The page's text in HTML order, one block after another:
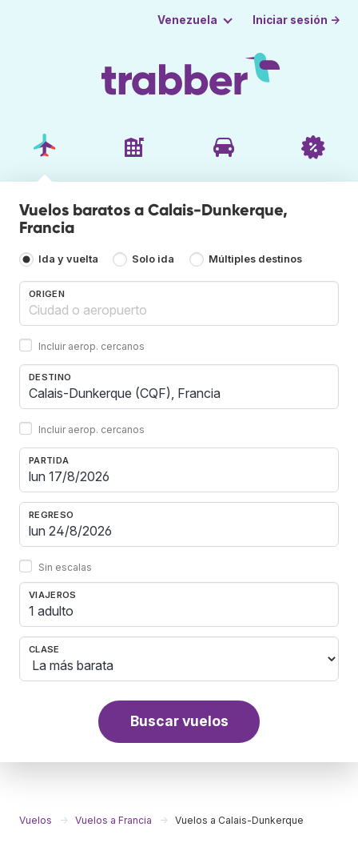
Venezuela Iniciar sesión →
Vuelos baratos a Calais-Dunkerque,
Francia
Ida y vuelta Solo ida Múltiples destinos
ORIGEN
Incluir aerop. cercanos
DESTINO
Incluir aerop. cercanos
PARTIDA
REGRESO
Sin escalas
VIAJEROS
1 adulto
CLASE
Buscar vuelos
Vuelos Vuelos a Francia Vuelos a Calais-Dunkerque